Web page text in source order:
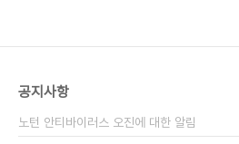
공지사항
노턴 안티바이러스 오진에 대한 알림